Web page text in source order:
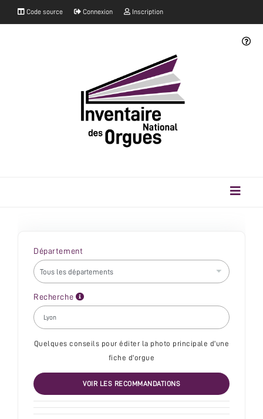
Code source Connexion Inscription
Département
Recherche
Quelques conseils pour éditer la photo principale d'une
fiche d'orgue
VOIR LES RECOMMANDATIONS